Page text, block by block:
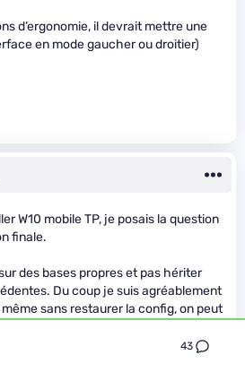
43
d’ergonomie, il devrait mettre une
en mode gaucher ou droitier)
W10 mobile TP, je posais la question
finale.
des bases propres et pas hériter
Du coup je suis agréablement
sans restaurer la config, on peut